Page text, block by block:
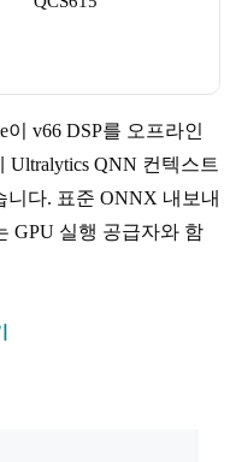
이 v66 DSP를 오프라인
QNN 컨텍스트
다. 표준 ONNX 내보내
GPU 실행 공급자와 함